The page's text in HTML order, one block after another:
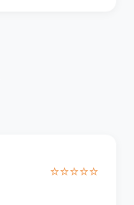
⭐⭐⭐⭐⭐